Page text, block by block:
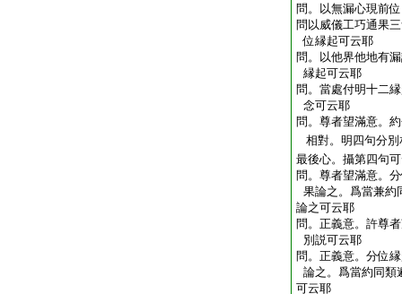
問。以無漏心現前
問 以威儀工巧通果
位縁起可云耶
問。以他界他地有
縁起可云耶
問。當處付明十二
念可云耶
問。尊者望滿意。
相對。明四句分別
最後心。攝第四句
問。尊者望滿意。
果論之。爲當兼約
論之可云耶
問。正義意。許尊
別説可云耶
問。正義意。分位
論之。爲當約同類
可云耶